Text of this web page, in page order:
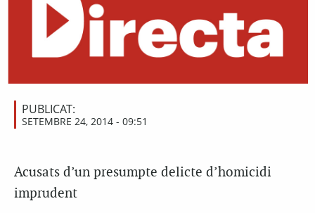
PUBLICAT:
SETEMBRE 24, 2014 - 09:51
Acusats d’un presumpte delicte d’homicidi
imprudent